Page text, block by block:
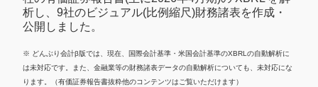
析し、9社のビジュアル(比例縮尺)財務諸表を作成・
公開しました。
※ どんぶり会計β版では、現在、国際会計基準・米国会計基準のXBRLの自動解析に
は未対応です。また、金融業等の財務諸表データの自動解析についても、未対応にな
ります。（有価証券報告書抜粋他のコンテンツはご覧いただけます）